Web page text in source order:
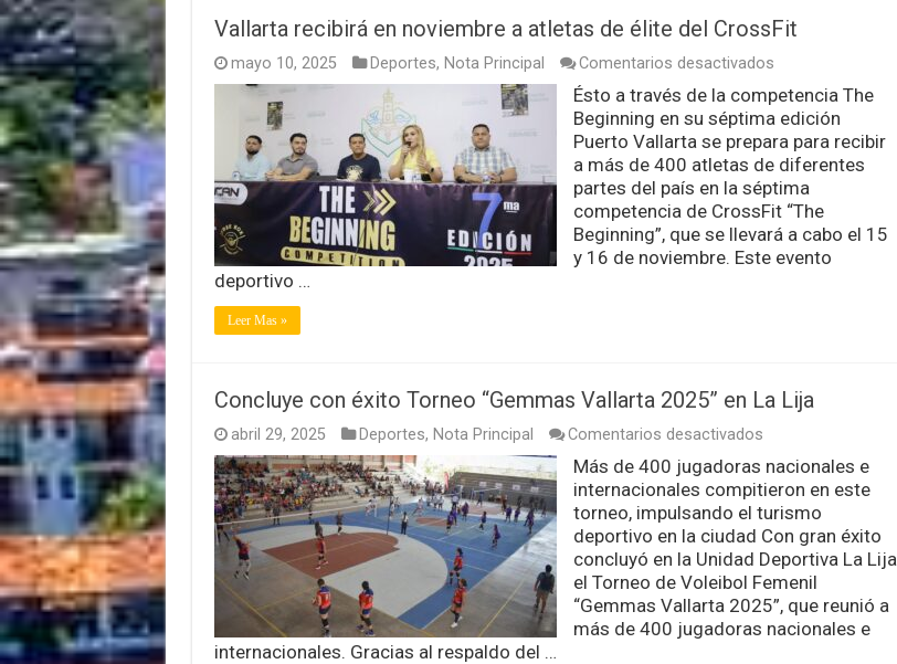
Vallarta recibirá en noviembre a atletas de élite del CrossFit
mayo 10, 2025 Deportes, Nota Principal Comentarios desactivadosen
recibirá
en
noviembre
atletas
de
élite
del
CrossFit
Ésto a través de la competencia The
Beginning en su séptima edición
Puerto Vallarta se prepara para recibir
a más de 400 atletas de diferentes
partes del país en la séptima
competencia de CrossFit “The
Beginning”, que se llevará a cabo el 15
y 16 de noviembre. Este evento
deportivo …
Leer Mas »
Concluye con éxito Torneo “Gemmas Vallarta 2025” en La Lija
abril 29, 2025 Deportes, Nota Principal Comentarios desactivadosen
con
éxito
Torneo
“Gemmas
Vallarta
2025”
en
La
Lija
Más de 400 jugadoras nacionales e
internacionales compitieron en este
torneo, impulsando el turismo
deportivo en la ciudad Con gran éxito
concluyó en la Unidad Deportiva La Lija
el Torneo de Voleibol Femenil
“Gemmas Vallarta 2025”, que reunió a
más de 400 jugadoras nacionales e
internacionales. Gracias al respaldo del …